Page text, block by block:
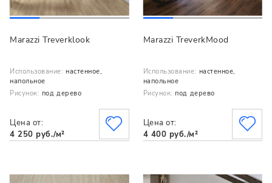
Marazzi Treverklook
Использование: настенное,
напольное
Рисунок: под дерево
Цена от:
4 250 руб./м²
Marazzi TreverkMood
Использование: настенное,
напольное
Рисунок: под дерево
Цена от:
4 400 руб./м²